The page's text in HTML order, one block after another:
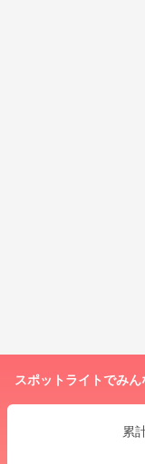
スポットライトでみん
累